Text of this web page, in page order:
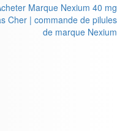
Marque Nexium 40 mg
Cher | commande de pilules
de marque Nexium